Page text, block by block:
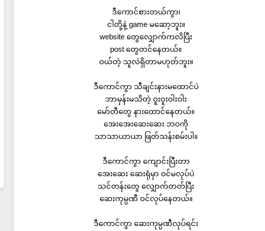
ဒီကောင်စားတယ်ကွာ၊
ငါတို့နဲ့ game မဆော့ဘူး။
website တွေလျှောက်ကလိပြီး
post တွေတင်နေတယ်။
ဝယ်တဲ့ သူလဲရှိတာမဟုတ်ဘူး။
ဒီကောင်ကွာ သီချင်းနားမထောင်ပဲ
ဘာမှန်းမသိတဲ့ ဝူးဝူးဝါးဝါး
မော်တီတွေ နားထောင်နေတယ်။
အေးအေးဆေးဆေး ဘဝကို
သာသာယာယာ ဖြတ်သန်းစမ်းပါ။
ဒီကောင်ကွာ ကျောင်းပြီးတာ
အေးဆေး ဆေးရုံမှာ ဝင်မလုပ်ပဲ
သင်တန်းတွေ လျှောက်တတ်ပြီး
ဆေးကုမ္ပဏီ ဝင်လုပ်နေတယ်။
ဒီကောင်ကွာ ဆေးကုမ္ပဏီလုပ်ရင်း